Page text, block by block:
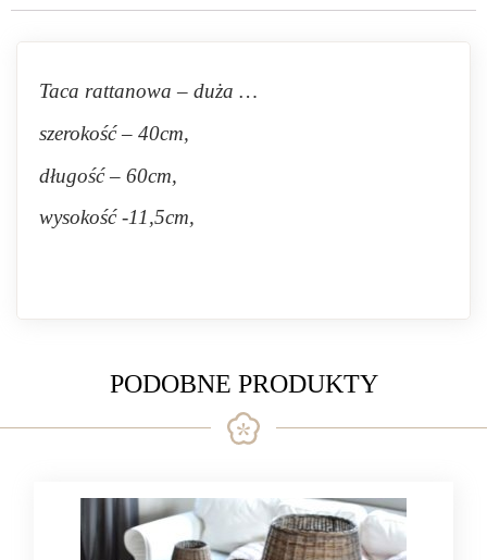
Taca rattanowa – duża …
szerokość – 40cm,
długość – 60cm,
wysokość -11,5cm,
PODOBNE PRODUKTY